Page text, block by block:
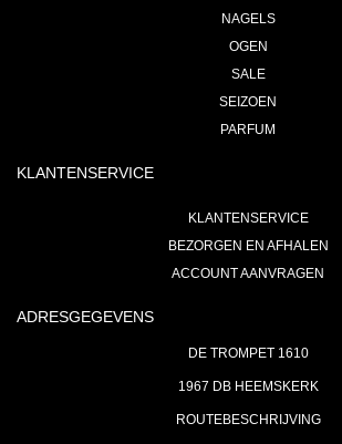
NAGELS
OGEN
SALE
SEIZOEN
PARFUM
KLANTENSERVICE
KLANTENSERVICE
BEZORGEN EN AFHALEN
ACCOUNT AANVRAGEN
ADRESGEGEVENS
DE TROMPET 1610
1967 DB HEEMSKERK
ROUTEBESCHRIJVING